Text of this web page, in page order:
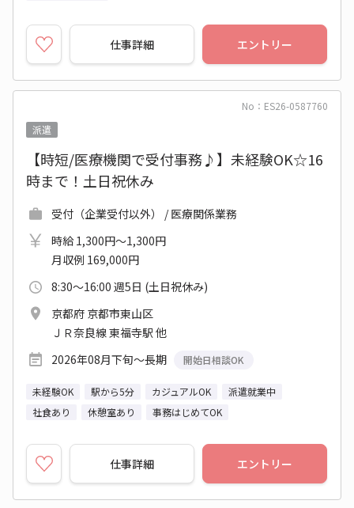
仕事詳細 エントリー
No：ES26-0587760
派遣
【時短/医療機関で受付事務♪】未経験OK☆16
時まで！土日祝休み
受付（企業受付以外） / 医療関係業務
時給 1,300円～1,300円
月収例 169,000円
8:30～16:00 週5日 (土日祝休み)
京都府 京都市東山区
ＪＲ奈良線 東福寺駅 他
2026年08月下旬～長期
開始日相談OK
未経験OK 駅から5分 カジュアルOK
派遣就業中
社食あり
休憩室あり 事務はじめてOK
仕事詳細 エントリー